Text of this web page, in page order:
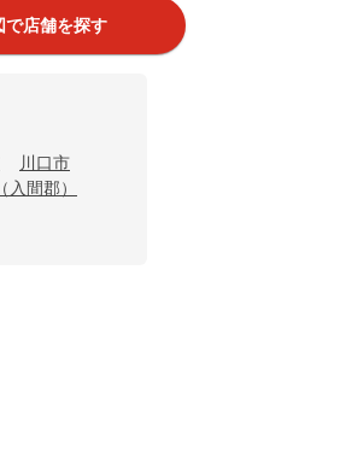
で店舗を探す
川口市
入間郡）